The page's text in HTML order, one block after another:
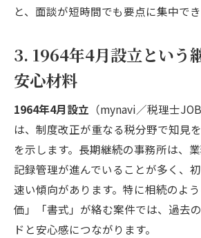
と、面談が短時間でも要点に集中でき
3. 1964年4月設立という
安心材料
1964年4月設立 （mynavi／税理士
は、制度改正が重なる税分野で知見
を示します。長期継続の事務所は、
記録管理が進んでいることが多く、
速い傾向があります。特に相続のよ
価」「書式」が絡む案件では、過去
ドと安心感につながります。